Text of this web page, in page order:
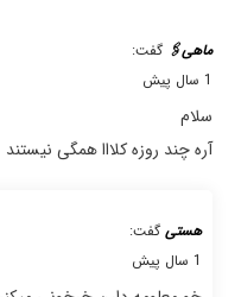
ماهی🖇 گفت:
1 سال پیش
سلام
آره چند روزه کلااا همگی نیستند
هستی گفت:
1 سال پیش